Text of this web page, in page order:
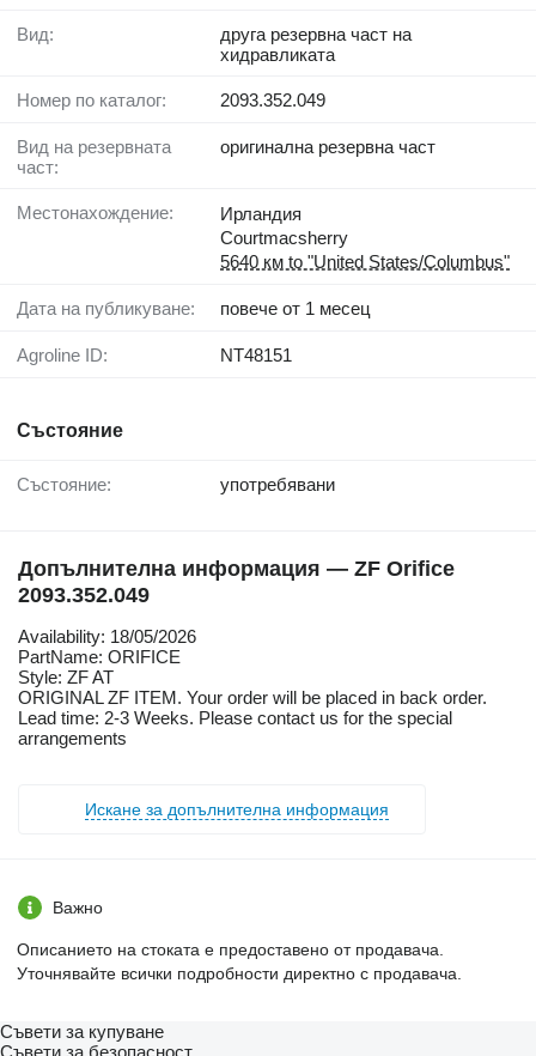
Вид:
друга резервна част на
хидравликата
Номер по каталог: 2093.352.049
Вид на резервната
част:
оригинална резервна част
Местонахождение:
Ирландия
Courtmacsherry
5640 км to "United States/Columbus"
Дата на публикуване: повече от 1 месец
Agroline ID: NT48151
Състояние
Състояние: употребявани
Допълнителна информация — ZF Orifice
2093.352.049
Availability: 18/05/2026
PartName: ORIFICE
Style: ZF AT
ORIGINAL ZF ITEM. Your order will be placed in back order.
Lead time: 2-3 Weeks. Please contact us for the special
arrangements
Искане за допълнителна информация
Важно
Описанието на стоката е предоставено от продавача.
Уточнявайте всички подробности директно с продавача.
Съвети за купуване